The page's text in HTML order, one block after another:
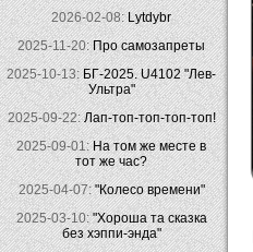
2026-02-08:Lytdybr
2025-11-20:Про самозапреты
2025-10-13:БГ-2025. U4102 "Лев-
Ультра"
2025-09-22:Лап-топ-топ-топ-топ!
2025-09-01:На том же месте в
тот же час?
2025-04-07:"Колесо времени"
2025-03-10:"Хороша та сказка
без хэппи-энда"